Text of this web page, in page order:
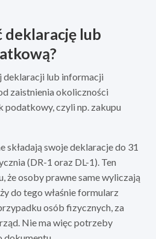
deklarację lub
deklaracji lub informacji
zaistnienia okoliczności
czyli np. zakupu
swoje deklaracje do 31
(DR-1 oraz DL-1). Ten
że osoby prawne same wyliczają
do tego właśnie formularz
osób fizycznych, za
Nie ma więc potrzeby